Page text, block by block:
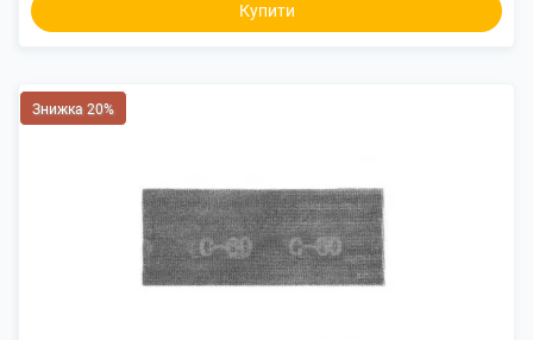
Купити
Знижка 20%